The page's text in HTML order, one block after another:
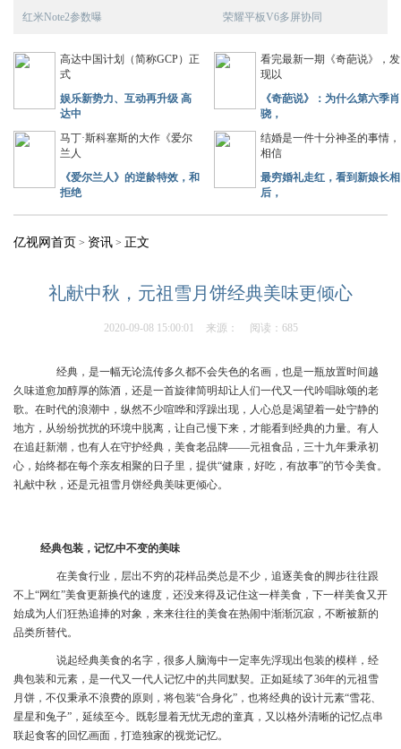
红米Note2参数曝
荣耀平板V6多屏协同
高达中国计划（简称GCP）正
式
娱乐新势力、互动再升级 高
达中
看完最新一期《奇葩说》，发
现以
《奇葩说》：为什么第六季肖
骁，
马丁·斯科塞斯的大作《爱尔
兰人
《爱尔兰人》的逆龄特效，和
拒绝
结婚是一件十分神圣的事情，
相信
最穷婚礼走红，看到新娘长相
后，
亿视网首页 > 资讯 > 正文
礼献中秋，元祖雪月饼经典美味更倾心
2020-09-08 15:00:01 来源： 阅读：685
经典，是一幅无论流传多久都不会失色的名画，也是一瓶放置时间越
久味道愈加醇厚的陈酒，还是一首旋律简明却让人们一代又一代吟唱咏颂的老
歌。在时代的浪潮中，纵然不少喧哗和浮躁出现，人心总是渴望着一处宁静的
地方，从纷纷扰扰的环境中脱离，让自己慢下来，才能看到经典的力量。有人
在追赶新潮，也有人在守护经典，美食老品牌——元祖食品，三十九年秉承初
心，始终都在每个亲友相聚的日子里，提供“健康，好吃，有故事”的节令美食。
礼献中秋，还是元祖雪月饼经典美味更倾心。
经典包装，记忆中不变的美味
在美食行业，层出不穷的花样品类总是不少，追逐美食的脚步往往跟
不上“网红”美食更新换代的速度，还没来得及记住这一样美食，下一样美食又开
始成为人们狂热追捧的对象，来来往往的美食在热闹中渐渐沉寂，不断被新的
品类所替代。
说起经典美食的名字，很多人脑海中一定率先浮现出包装的模样，经
典包装和元素，是一代又一代人记忆中的共同默契。正如延续了36年的元祖雪
月饼，不仅秉承不浪费的原则，将包装“合身化”，也将经典的设计元素“雪花、
星星和兔子”，延续至今。既彰显着无忧无虑的童真，又以格外清晰的记忆点串
联起食客的回忆画面，打造独家的视觉记忆。